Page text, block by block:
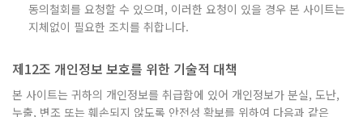
동의철회를 요청할 수 있으며, 이러한 요청이 있을 경우 본 사이트는
지체없이 필요한 조치를 취합니다.
제12조 개인정보 보호를 위한 기술적 대책
본 사이트는 귀하의 개인정보를 취급함에 있어 개인정보가 분실, 도난,
누출, 변조 또는 훼손되지 않도록 안전성 확보를 위하여 다음과 같은